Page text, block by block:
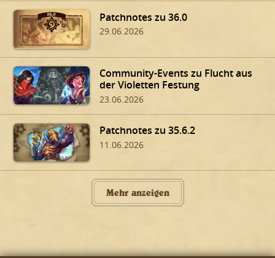
Patchnotes zu 36.0
29.06.2026
Community-Events zu Flucht aus
der Violetten Festung
23.06.2026
Patchnotes zu 35.6.2
11.06.2026
Mehr anzeigen